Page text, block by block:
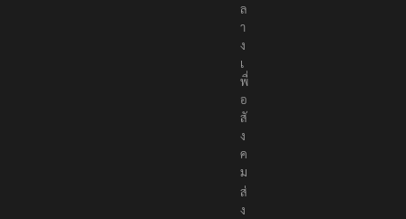
ล
า
ง
เ
พื่
อ
สั
ง
ค
ม
ส่
ง